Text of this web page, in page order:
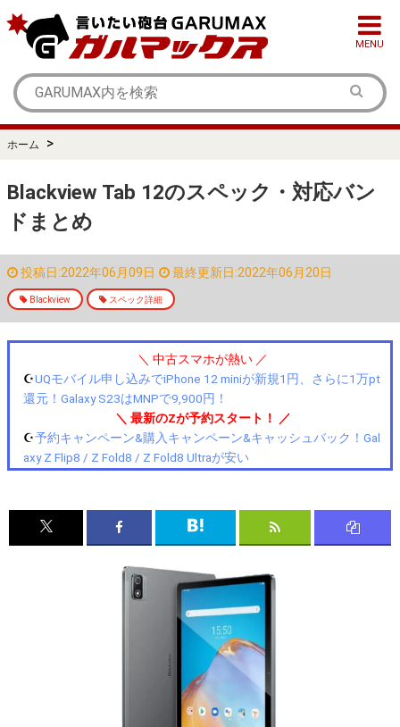
MENU
ホーム >
Blackview Tab 12のスペック・対応バン
ドまとめ
投稿日:2022年06月09日 最終更新日:2022年06月20日
Blackview スペック詳細
＼ 中古スマホが熱い ／
☪️UQモバイル申し込みでiPhone 12 miniが新規1円、さらに1万pt
還元！Galaxy S23はMNPで9,900円！
＼ 最新のZが予約スタート！ ／
☪️予約キャンペーン&購入キャンペーン&キャッシュバック！Gal
axy Z Flip8 / Z Fold8 / Z Fold8 Ultraが安い